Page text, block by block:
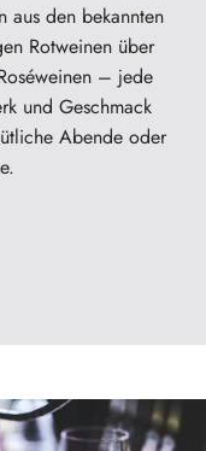
aus den bekannten
Rotweinen über
– jede
und Geschmack
Abende oder